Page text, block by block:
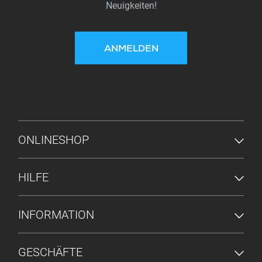
Neuigkeiten!
ANMELDEN
FUSSZEILENMENÜ
ONLINESHOP
HILFE
INFORMATION
GESCHÄFTE